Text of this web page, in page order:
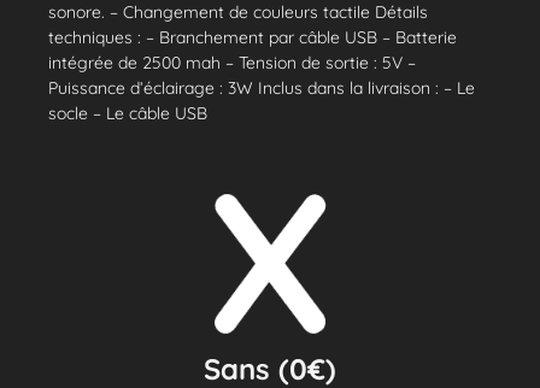
sonore. – Changement de couleurs tactile Détails
techniques : – Branchement par câble USB – Batterie
intégrée de 2500 mah – Tension de sortie : 5V –
Puissance d’éclairage : 3W Inclus dans la livraison : – Le
socle – Le câble USB
Sans (0€)